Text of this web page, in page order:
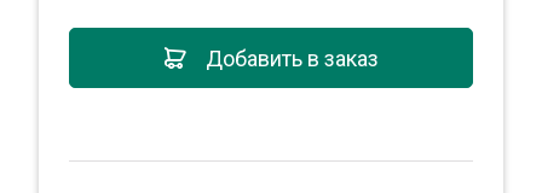
Добавить в заказ